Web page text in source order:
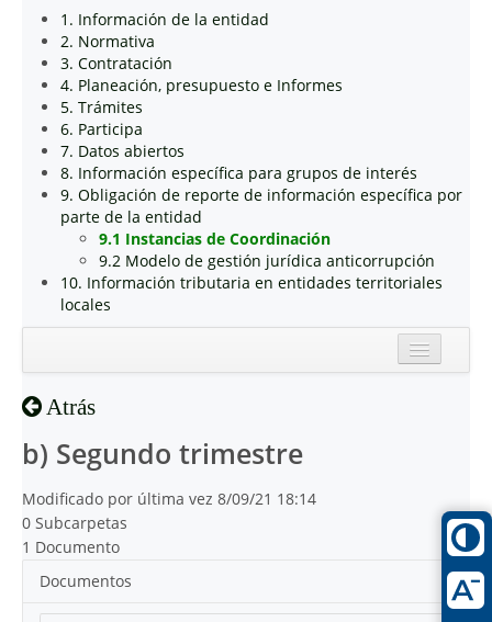
1. Información de la entidad
2. Normativa
3. Contratación
4. Planeación, presupuesto e Informes
5. Trámites
6. Participa
7. Datos abiertos
8. Información específica para grupos de interés
9. Obligación de reporte de información específica por
parte de la entidad
9.1 Instancias de Coordinación
9.2 Modelo de gestión jurídica anticorrupción
10. Información tributaria en entidades territoriales
locales
Atrás
b) Segundo trimestre
Modificado por última vez 8/09/21 18:14
0 Subcarpetas
1 Documento
Documentos